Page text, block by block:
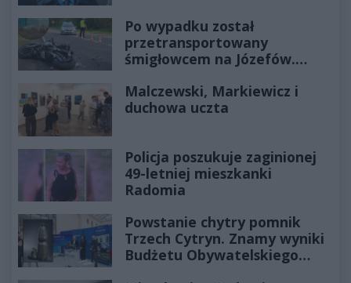
Po wypadku został
przetransportowany
śmigłowcem na Józefów.
Malczewski, Markiewicz i
duchowa uczta
Policja poszukuje zaginionej
49-letniej mieszkanki
Radomia
Powstanie chytry pomnik
Trzech Cytryn. Znamy wyniki
Budżetu Obywatelskiego